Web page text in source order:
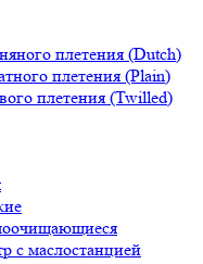
плетения (Dutch)
плетения (Plain)
плетения (Twilled)
с маслостанцией